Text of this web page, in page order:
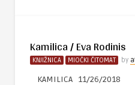
Kamilica / Eva Rodinis
KNJIŽNICA MIOČKI ČITOMAT by
KAMILICA 11/26/2018